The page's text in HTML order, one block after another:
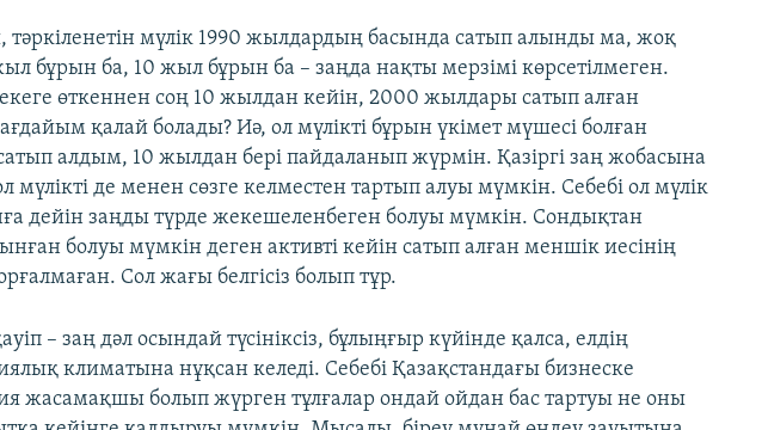
мүлік 1990 жылдардың басында сатып алынды ма, жоқ
бұрын ба, 10 жыл бұрын ба – заңда нақты мерзімі көрсетілмеген.
өткеннен соң 10 жылдан кейін, 2000 жылдары сатып алған
қалай болады? Иә, ол мүлікті бұрын үкімет мүшесі болған
алдым, 10 жылдан бері пайдаланып жүрмін. Қазіргі заң жобасына
мүлікті де менен сөзге келместен тартып алуы мүмкін. Себебі ол мүлік
дейін заңды түрде жекешеленбеген болуы мүмкін. Сондықтан
болуы мүмкін деген активті кейін сатып алған меншік иесінің
Сол жағы белгісіз болып тұр.
– заң дәл осындай түсініксіз, бұлыңғыр күйінде қалса, елдің
климатына нұқсан келеді. Себебі Қазақстандағы бизнеске
жасамақшы болып жүрген тұлғалар ондай ойдан бас тартуы не оны